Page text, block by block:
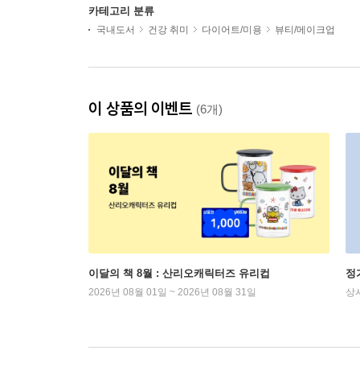
카테고리 분류
국내도서 건강 취미 다이어트/미용 뷰티/메이크업
이 상품의 이벤트 (6개)
이달의 책 8월 : 산리오캐릭터즈 유리컵
2026년 08월 01일 ~ 2026년 08월 31일
정
상